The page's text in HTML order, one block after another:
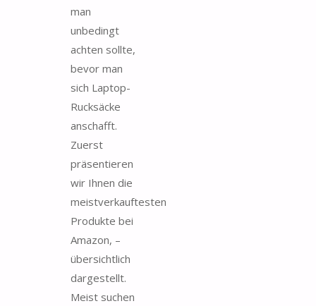
man
unbedingt
achten sollte,
bevor man
sich Laptop-
Rucksäcke
anschafft.
Zuerst
präsentieren
wir Ihnen die
meistverkauftesten
Produkte bei
Amazon, –
übersichtlich
dargestellt.
Meist suchen